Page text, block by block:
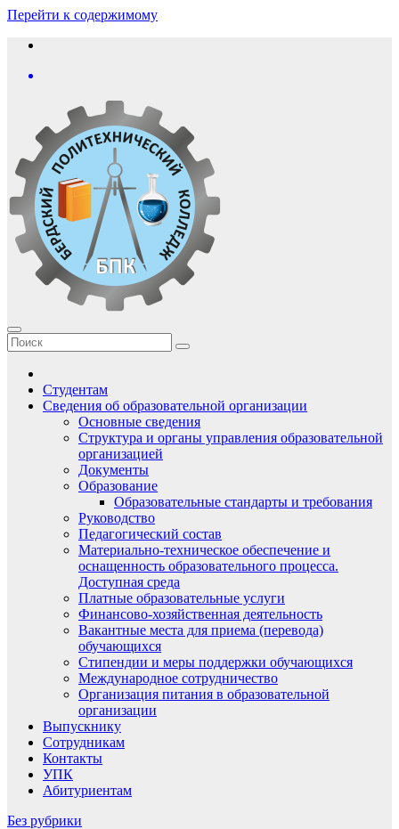
Перейти к содержимому
Студентам
Сведения об образовательной организации
Основные сведения
Структура и органы управления образовательной
организацией
Документы
Образование
Образовательные стандарты и требования
Руководство
Педагогический состав
Материально-техническое обеспечение и
оснащенность образовательного процесса.
Доступная среда
Платные образовательные услуги
Финансово-хозяйственная деятельность
Вакантные места для приема (перевода)
обучающихся
Стипендии и меры поддержки обучающихся
Международное сотрудничество
Организация питания в образовательной
организации
Выпускнику
Сотрудникам
Контакты
УПК
Абитуриентам
Без рубрики